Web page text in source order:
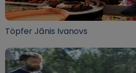
Töpfer Jānis Ivanovs